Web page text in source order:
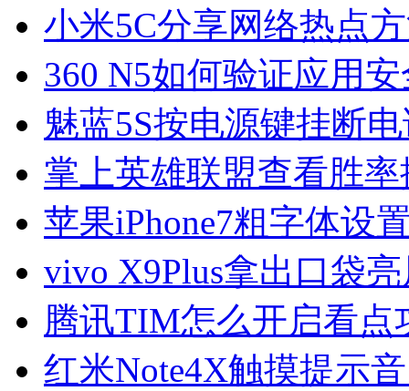
小米5C分享网络热点
360 N5如何验证应用
魅蓝5S按电源键挂断
掌上英雄联盟查看胜
苹果iPhone7粗字体设
vivo X9Plus拿出口袋
腾讯TIM怎么开启看点
红米Note4X触摸提示